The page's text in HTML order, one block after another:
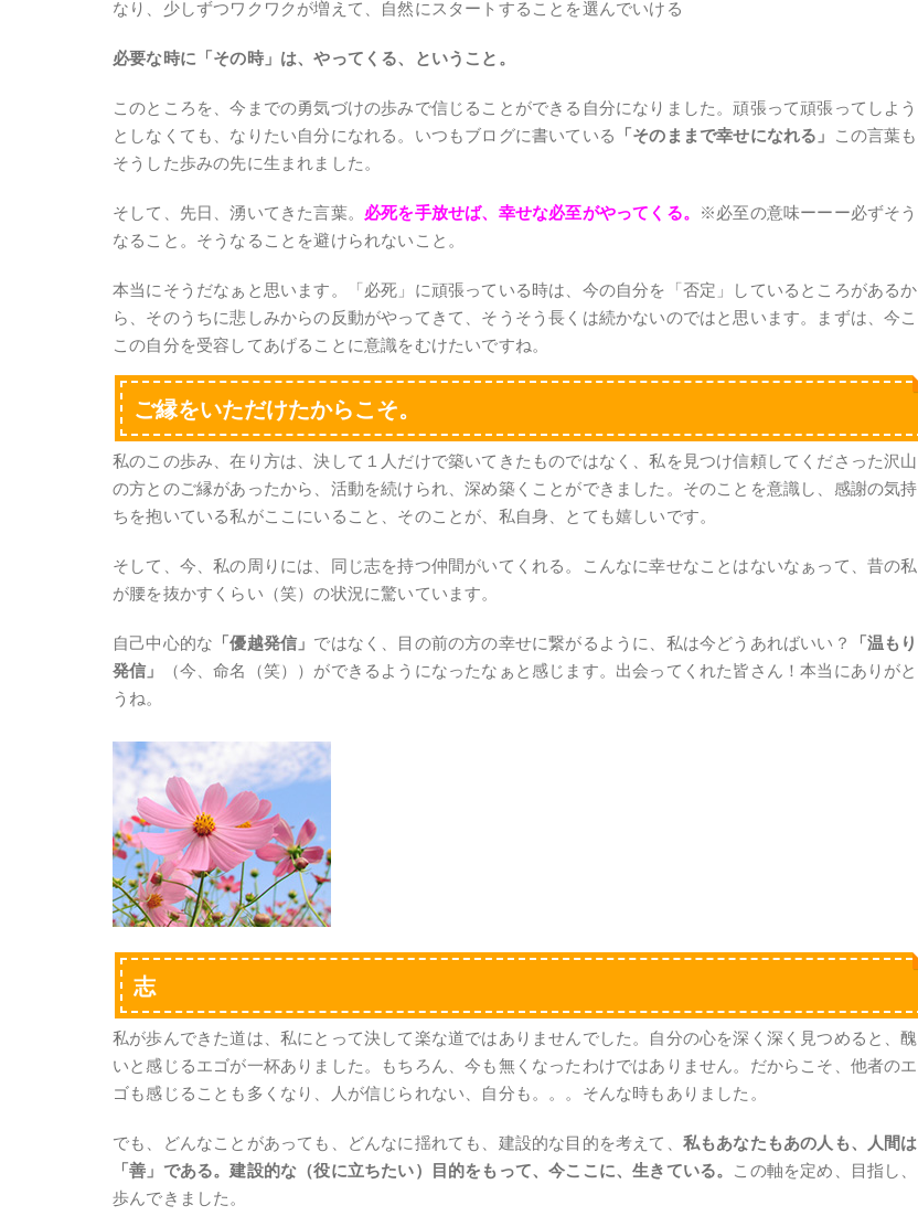
なり、少しずつワクワクが増えて、自然にスタートすることを選んでいける
必要な時に「その時」は、やってくる、ということ。
このところを、今までの勇気づけの歩みで信じることができる自分になりました。頑張って頑張ってしよう
としなくても、なりたい自分になれる。いつもブログに書いている 「そのままで幸せになれる」 この言葉も
そうした歩みの先に生まれました。
そして、先日、湧いてきた言葉。 必死を手放せば、幸せな必至がやってくる。 ※必至の意味ーーー必ずそう
なること。そうなることを避けられないこと。
本当にそうだなぁと思います。「必死」に頑張っている時は、今の自分を「否定」しているところがあるか
ら、そのうちに悲しみからの反動がやってきて、そうそう長くは続かないのではと思います。まずは、今こ
この自分を受容してあげることに意識をむけたいですね。
ご縁をいただけたからこそ。
私のこの歩み、在り方は、決して１人だけで築いてきたものではなく、私を見つけ信頼してくださった沢山
の方とのご縁があったから、活動を続けられ、深め築くことができました。そのことを意識し、感謝の気持
ちを抱いている私がここにいること、そのことが、私自身、とても嬉しいです。
そして、今、私の周りには、同じ志を持つ仲間がいてくれる。こんなに幸せなことはないなぁって、昔の私
が腰を抜かすくらい（笑）の状況に驚いています。
自己中心的な 「優越発信」 ではなく、目の前の方の幸せに繋がるように、私は今どうあればいい？
「温もり
発信」
（今、命名（笑））ができるようになったなぁと感じます。出会ってくれた皆さん！本当にありがと
うね。
志
私が歩んできた道は、私にとって決して楽な道ではありませんでした。自分の心を深く深く見つめると、醜
いと感じるエゴが一杯ありました。もちろん、今も無くなったわけではありません。だからこそ、他者のエ
ゴも感じることも多くなり、人が信じられない、自分も。。。そんな時もありました。
でも、どんなことがあっても、どんなに揺れても、建設的な目的を考えて、 私もあなたもあの人も、人間は
「善」である。建設的な（役に立ちたい）目的をもって、今ここに、生きている。 この軸を定め、目指し、
歩んできました。